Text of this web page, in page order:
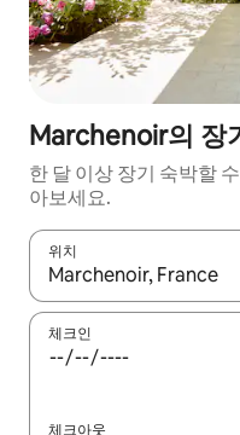
Marchenoir의 장
한 달 이상 장기 숙박할
아보세요.
위치
결과가 나오면 위·아래
체크인
체크아웃